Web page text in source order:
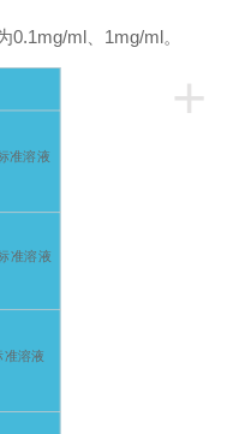
ml、1mg/ml。
+
准溶液
准溶液
准溶液